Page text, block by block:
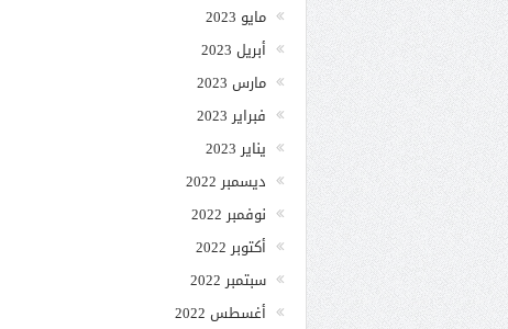
مايو 2023
أبريل 2023
مارس 2023
فبراير 2023
يناير 2023
ديسمبر 2022
نوفمبر 2022
أكتوبر 2022
سبتمبر 2022
أغسطس 2022